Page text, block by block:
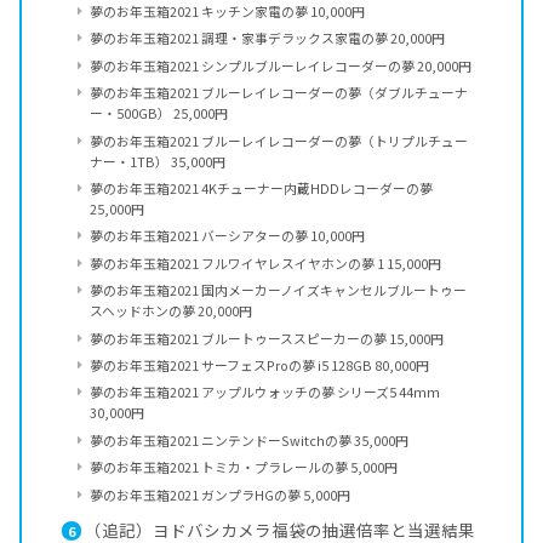
夢のお年玉箱2021 キッチン家電の夢 10,000円
夢のお年玉箱2021 調理・家事デラックス家電の夢 20,000円
夢のお年玉箱2021 シンプルブルーレイレコーダーの夢 20,000円
夢のお年玉箱2021 ブルーレイレコーダーの夢（ダブルチューナ
ー・500GB） 25,000円
夢のお年玉箱2021 ブルーレイレコーダーの夢（トリプルチュー
ナー・1TB） 35,000円
夢のお年玉箱2021 4Kチューナー内蔵HDDレコーダーの夢
25,000円
夢のお年玉箱2021 バーシアターの夢 10,000円
夢のお年玉箱2021 フルワイヤレスイヤホンの夢 1 15,000円
夢のお年玉箱2021 国内メーカーノイズキャンセルブルートゥー
スヘッドホンの夢 20,000円
夢のお年玉箱2021 ブルートゥーススピーカーの夢 15,000円
夢のお年玉箱2021 サーフェスProの夢 i5 128GB 80,000円
夢のお年玉箱2021 アップルウォッチの夢 シリーズ5 44mm
30,000円
夢のお年玉箱2021 ニンテンドーSwitchの夢 35,000円
夢のお年玉箱2021 トミカ・プラレールの夢 5,000円
夢のお年玉箱2021 ガンプラHGの夢 5,000円
6
（追記）ヨドバシカメラ福袋の抽選倍率と当選結果